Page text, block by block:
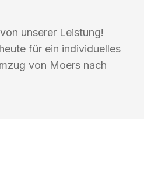
unserer Leistung!
für ein individuelles
von Moers nach